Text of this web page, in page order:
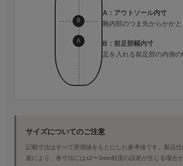
A
B
A：アウトソール内寸
靴内部のつま先からかかと
B：前足部幅内寸
足を入れる前足部の内側の
サイズについてのご注意
記載寸法はすべて実測値をもとにした参考値です。製品
差により、各寸法には±2〜3mm程度の誤差が生じる場合が